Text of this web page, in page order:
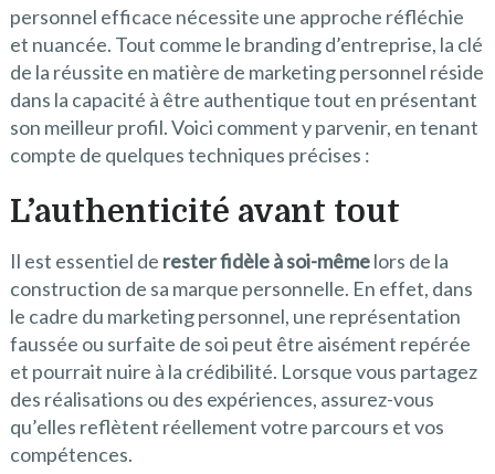
personnel efficace nécessite une approche réfléchie
et nuancée. Tout comme le branding d’entreprise, la clé
de la réussite en matière de marketing personnel réside
dans la capacité à être authentique tout en présentant
son meilleur profil. Voici comment y parvenir, en tenant
compte de quelques techniques précises :
L’authenticité avant tout
Il est essentiel de rester fidèle à soi-mêmelors de la
construction de sa marque personnelle. En effet, dans
le cadre du marketing personnel, une représentation
faussée ou surfaite de soi peut être aisément repérée
et pourrait nuire à la crédibilité. Lorsque vous partagez
des réalisations ou des expériences, assurez-vous
qu’elles reflètent réellement votre parcours et vos
compétences.